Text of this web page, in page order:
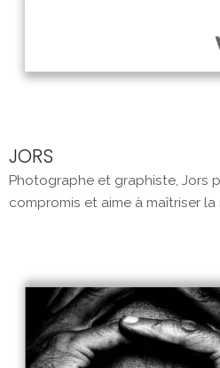
JORS
Photographe et graphiste, Jors
compromis et aime à maîtriser la